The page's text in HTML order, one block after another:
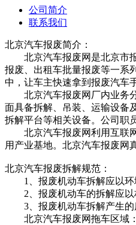
公司简介
联系我们
北京汽车报废简介：
北京汽车报废网是北京市报
报废、出租车批量报废等一系
中，让车主快速拿到报废汽车
北京汽车报废网厂内业务分
面具备拆解、吊装、运输设备
拆解平台等相关设备。公司职
北京汽车报废网利用互联网
用产业基地。北京汽车报废网
北京汽车报废拆解规范：
1、报废机动车拆解应以环
2、报废机动车的拆解应以
3、报废机动车拆解产生的
北京汽车报废网拖车区域：